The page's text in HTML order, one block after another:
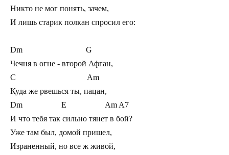
Никто не мог понять, зачем,
И лишь старик полкан спросил его:
Dm                               G
Чечня в огне - второй Афган,
C                                   Am
Куда же рвешься ты, пацан,
Dm                   E                   Am A7
И что тебя так сильно тянет в бой?
Уже там был, домой пришел,
Израненный, но все ж живой,